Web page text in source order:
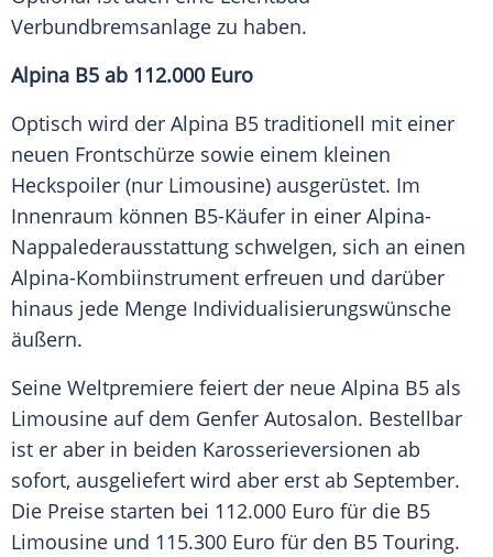
Verbundbremsanlage zu haben.
Alpina B5 ab 112.000 Euro
Optisch wird der Alpina B5 traditionell mit einer
neuen Frontschürze sowie einem kleinen
Heckspoiler (nur Limousine) ausgerüstet. Im
Innenraum können B5-Käufer in einer Alpina-
Nappalederausstattung schwelgen, sich an einen
Alpina-Kombiinstrument erfreuen und darüber
hinaus jede Menge Individualisierungswünsche
äußern.
Seine Weltpremiere feiert der neue Alpina B5 als
Limousine auf dem Genfer Autosalon. Bestellbar
ist er aber in beiden Karosserieversionen ab
sofort, ausgeliefert wird aber erst ab September.
Die Preise starten bei 112.000 Euro für die B5
Limousine und 115.300 Euro für den B5 Touring.